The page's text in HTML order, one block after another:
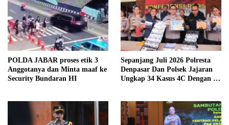
POLDA JABAR proses etik 3
Anggotanya dan Minta maaf ke
Security Bundaran HI
Sepanjang Juli 2026 Polresta
Denpasar Dan Polsek Jajaran
Ungkap 34 Kasus 4C Dengan 42